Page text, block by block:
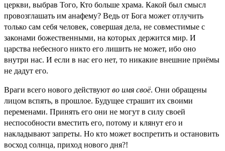
церкви, выбрав Того, Кто больше храма. Какой был смысл
провозглашать им анафему? Ведь от Бога может отлучить
только сам себя человек, совершая дела, не совместимые с
законами божественными, на которых держится мир. И
царства небесного никто его лишить не может, ибо оно
внутри нас. И если в нас его нет, то никакие внешние приёмы
не дадут его.
Враги всего нового действуют во имя своё. Они обращены
лицом вспять, в прошлое. Будущее страшит их своими
переменами. Принять его они не могут в силу своей
неспособности вместить его, потому и клянут его и
накладывают запреты. Но кто может воспретить и остановить
восход солнца, приход нового дня?!